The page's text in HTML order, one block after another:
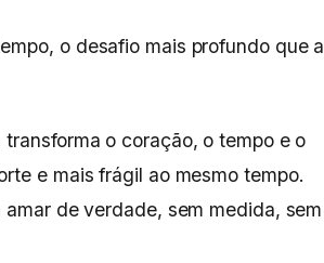
o desafio mais profundo que a
o coração, o tempo e o
e mais frágil ao mesmo tempo.
de verdade, sem medida, sem